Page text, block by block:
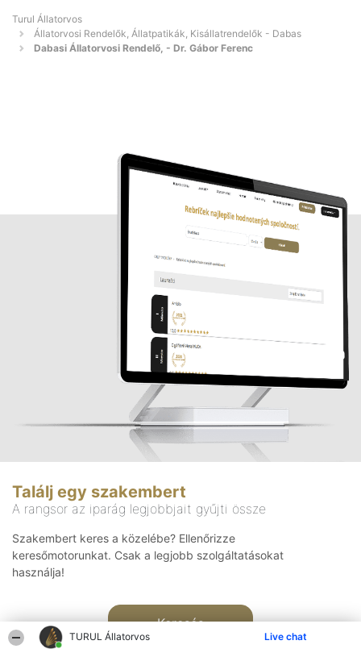
TURUL Állatorvos Live chat
Turul Állatorvos
Állatorvosi Rendelők, Állatpatikák, Kisállatrendelők - Dabas
Dabasi Állatorvosi Rendelő, - Dr. Gábor Ferenc
Találj egy szakembert
A rangsor az iparág legjobbjait gyűjti össze
Szakembert keres a közelébe? Ellenőrizze
keresőmotorunkat. Csak a legjobb szolgáltatásokat
használja!
Keresés